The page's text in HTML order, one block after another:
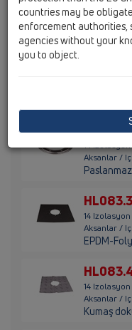
HL83.P ve
contası
14
Aksanlar /
14
Aksanlar /
EPDM-
14
Aksanlar /
Kumaş
countries may be
enforcement authorities,
agencies without your
you to object.